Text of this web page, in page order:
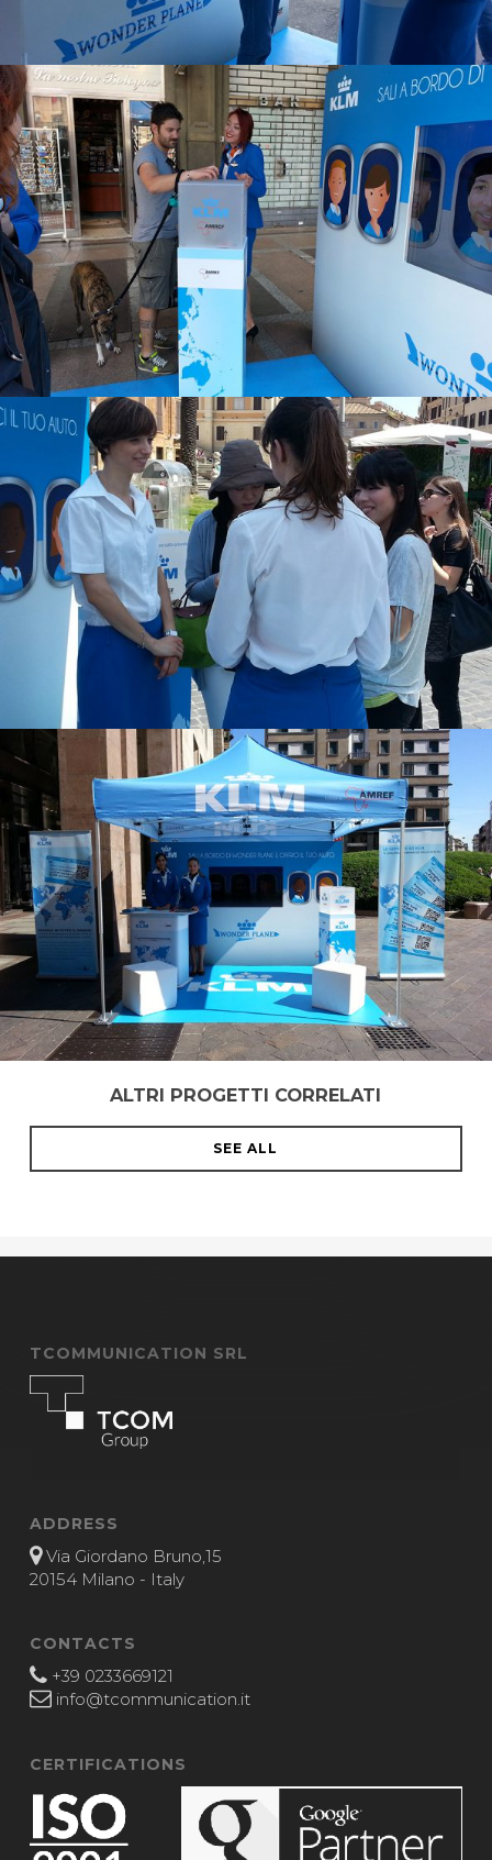
ALTRI PROGETTI CORRELATI
SEE ALL
TCOMMUNICATION SRL
ADDRESS
Via Giordano Bruno,15
20154 Milano - Italy
CONTACTS
+39 0233669121
info@tcommunication.it
CERTIFICATIONS